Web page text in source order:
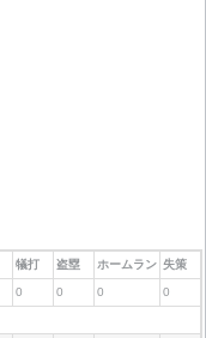
犠打 盗塁 ホームラン 失策
0 0 0 0